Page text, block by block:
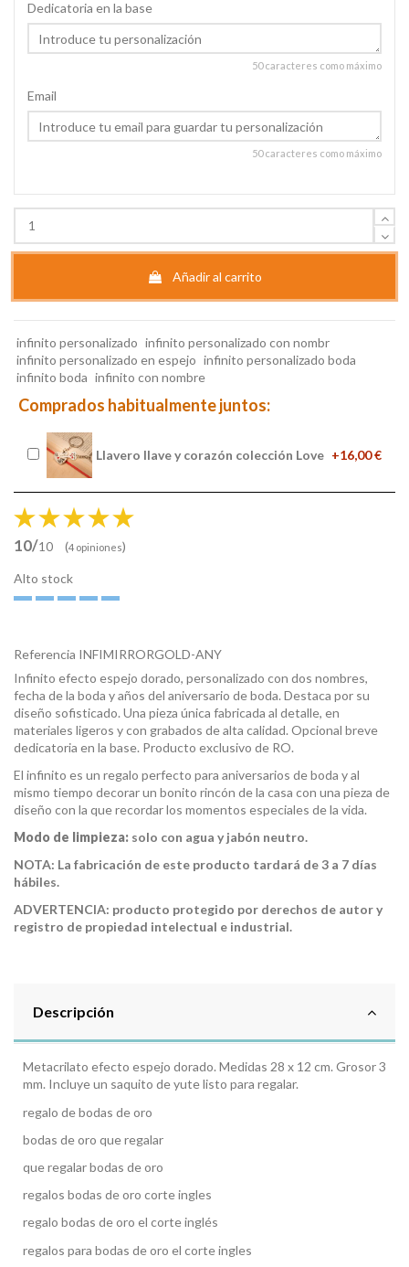
Dedicatoria en la base
50 caracteres como máximo
Email
50 caracteres como máximo
Añadir al carrito
infinito personalizado infinito personalizado con nombr
infinito personalizado en espejo infinito personalizado boda
infinito boda infinito con nombre
Comprados habitualmente juntos:
Llavero llave y corazón colección Love +16,00 €
10/10 (4 opiniones)
Alto stock
Referencia INFIMIRRORGOLD-ANY
Infinito efecto espejo dorado, personalizado con dos nombres,
fecha de la boda y años del aniversario de boda. Destaca por su
diseño sofisticado. Una pieza única fabricada al detalle, en
materiales ligeros y con grabados de alta calidad. Opcional breve
dedicatoria en la base. Producto exclusivo de RO.
El infinito es un regalo perfecto para aniversarios de boda y al
mismo tiempo decorar un bonito rincón de la casa con una pieza de
diseño con la que recordar los momentos especiales de la vida.
Modo de limpieza: solo con agua y jabón neutro.
NOTA: La fabricación de este producto tardará de 3 a 7 días
hábiles.
ADVERTENCIA: producto protegido por derechos de autor y
registro de propiedad intelectual e industrial.
Descripción
Metacrilato efecto espejo dorado. Medidas 28 x 12 cm. Grosor 3
mm. Incluye un saquito de yute listo para regalar.
regalo de bodas de oro
bodas de oro que regalar
que regalar bodas de oro
regalos bodas de oro corte ingles
regalo bodas de oro el corte inglés
regalos para bodas de oro el corte ingles